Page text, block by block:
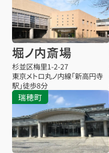
堀ノ内斎場
杉並区梅里1-2-27
東京メトロ丸ノ内線「新高円寺
駅」徒歩8分
瑞穂町